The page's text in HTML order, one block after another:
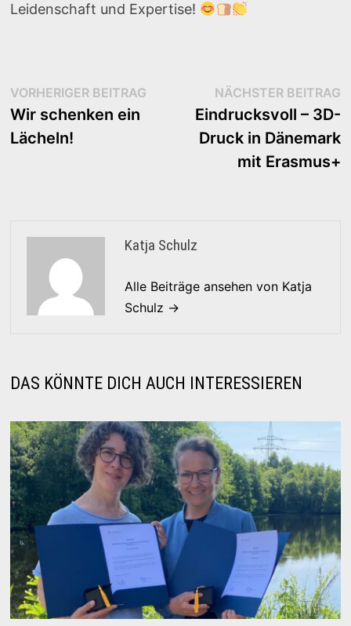
Leidenschaft und Expertise!
Beitragsnavigation
VORHERIGER BEITRAGVorheriger
Beitrag:
Wir schenken ein
Lächeln!
NÄCHSTER BEITRAG
Eindrucksvoll – 3D-
Druck in Dänemark
mit Erasmus+
Katja Schulz
Alle Beiträge ansehen von Katja
Schulz →
DAS KÖNNTE DICH AUCH INTERESSIEREN